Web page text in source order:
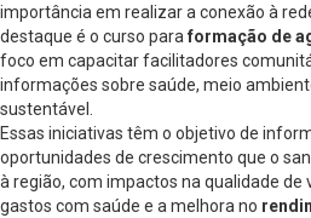
importância em realizar a conexão à
destaque é o curso para formação de
foco em capacitar facilitadores
informações sobre saúde, meio
sustentável.
Essas iniciativas têm o objetivo de
oportunidades de crescimento que o
à região, com impactos na qualidade de
gastos com saúde e a melhora no